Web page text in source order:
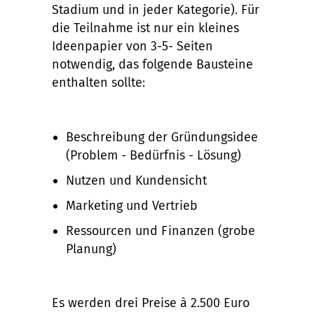
Stadium und in jeder Kategorie). Für
die Teilnahme ist nur ein kleines
Ideenpapier von 3-5- Seiten
notwendig, das folgende Bausteine
enthalten sollte:
Beschreibung der Gründungsidee
(Problem - Bedürfnis - Lösung)
Nutzen und Kundensicht
Marketing und Vertrieb
Ressourcen und Finanzen (grobe
Planung)
Es werden drei Preise à 2.500 Euro